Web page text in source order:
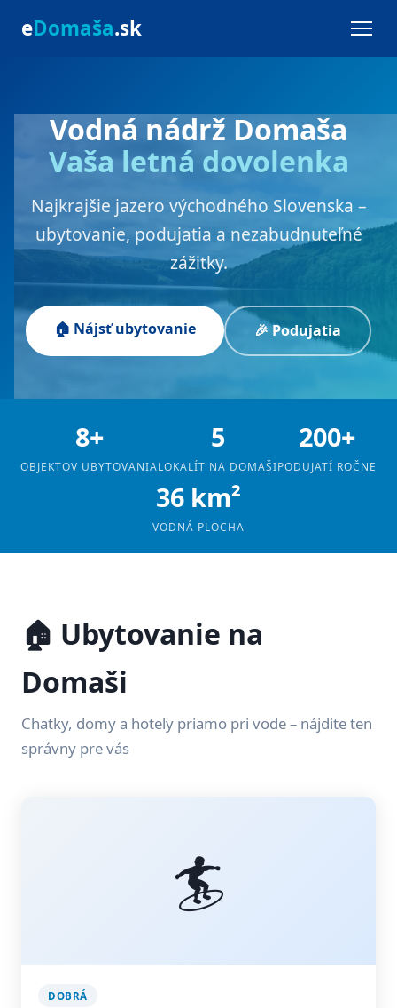
eDomaša.sk
Vodná nádrž Domaša
Vaša letná dovolenka
Najkrajšie jazero východného Slovenska –
ubytovanie, podujatia a nezabudnuteľné
zážitky.
🏠 Nájsť ubytovanie 🎉 Podujatia
8+
OBJEKTOV UBYTOVANIA
5
LOKALÍT NA DOMAŠI
200+
PODUJATÍ ROČNE
36 km²
VODNÁ PLOCHA
🏠 Ubytovanie na
Domaši
Chatky, domy a hotely priamo pri vode – nájdite ten
správny pre vás
🏄
DOBRÁ